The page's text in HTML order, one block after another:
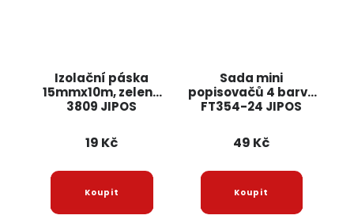
Izolační páska
15mmx10m, zelená
3809 JIPOS
19 Kč
Sada mini
popisovačů 4 barvy
FT354-24 JIPOS
49 Kč